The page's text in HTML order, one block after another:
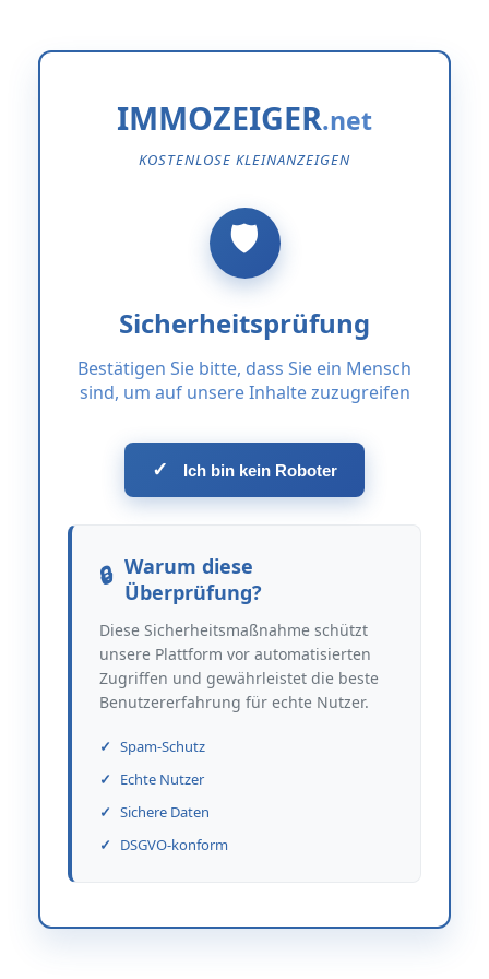
IMMOZEIGER
KOSTENLOSE KLEINANZEIGEN
Sicherheitsprüfung
Bestätigen Sie bitte, dass Sie ein Mensch
sind, um auf unsere Inhalte zuzugreifen
✓ Ich bin kein Roboter
Warum diese
Überprüfung?
Diese Sicherheitsmaßnahme schützt
unsere Plattform vor automatisierten
Zugriffen und gewährleistet die beste
Benutzererfahrung für echte Nutzer.
Spam-Schutz
Echte Nutzer
Sichere Daten
DSGVO-konform